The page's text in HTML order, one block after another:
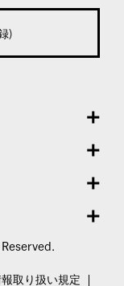
)
取り扱い規定